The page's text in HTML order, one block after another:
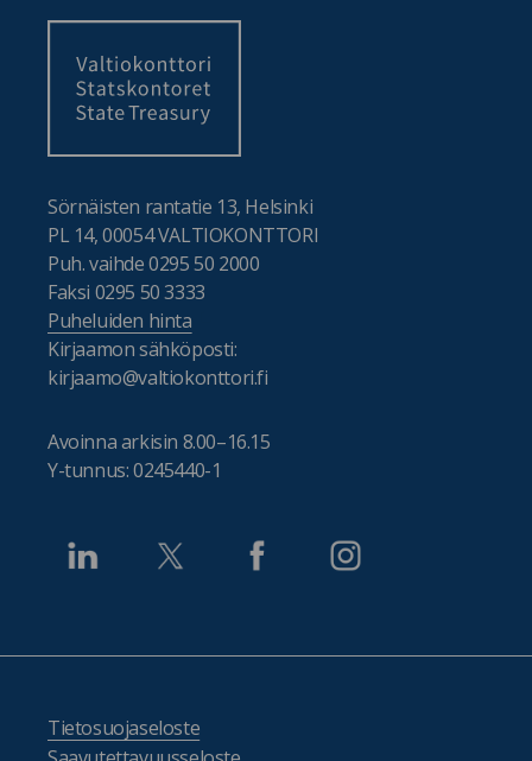
Sörnäisten rantatie 13, Helsinki
PL 14, 00054 VALTIOKONTTORI
Puh. vaihde 0295 50 2000
Faksi 0295 50 3333
Puheluiden hinta
Kirjaamon sähköposti:
kirjaamo@valtiokonttori.fi
Avoinna arkisin 8.00–16.15
Y-tunnus: 0245440-1
Tietosuojaseloste